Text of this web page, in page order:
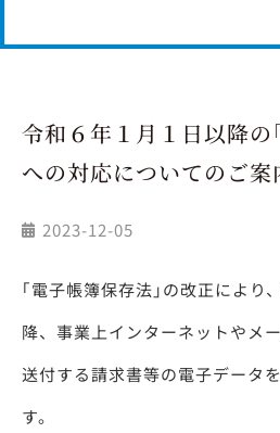
令和６年１月１日以降の
への対応についてのご案
2023-12-05
｢電子帳簿保存法｣の改正により
降、事業上インターネットやメ
送付する請求書等の電子データ
す。